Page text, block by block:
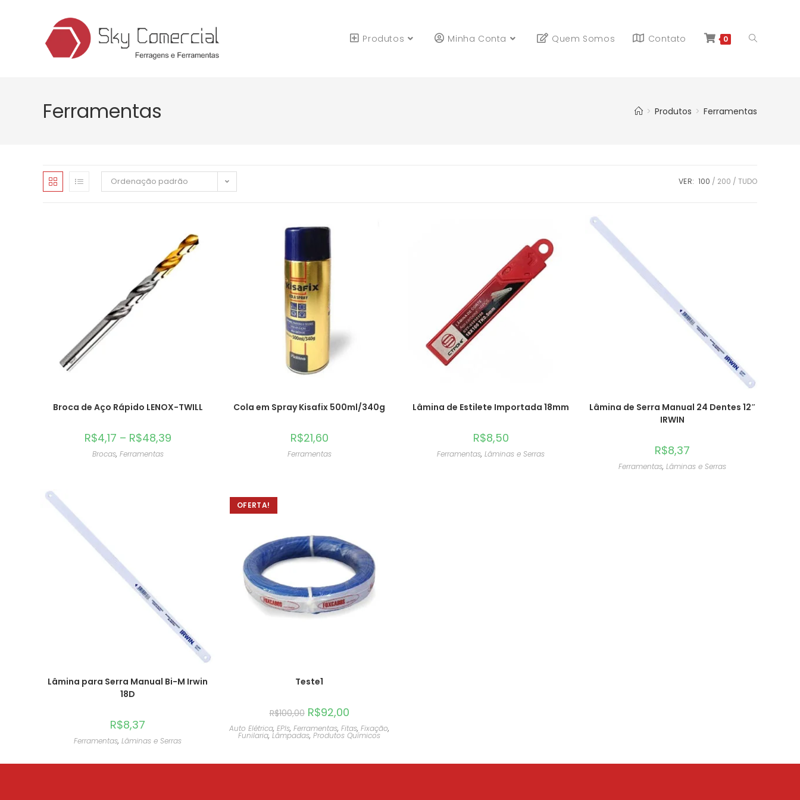
Produtos Minha Conta Quem Somos Contato 0
Ferramentas > Produtos > Ferramentas
Ordenação padrão VER: 100 200 TUDO
Broca de Aço Rápido LENOX-TWILL
R$4,17 – R$48,39
Brocas, Ferramentas
Cola em Spray Kisafix 500ml/340g
R$21,60
Ferramentas
Lâmina de Estilete Importada 18mm
R$8,50
Ferramentas, Lâminas e Serras
Lâmina de Serra Manual 24 Dentes 12″
IRWIN
R$8,37
Ferramentas, Lâminas e Serras
Lâmina para Serra Manual Bi-M Irwin
18D
R$8,37
Ferramentas, Lâminas e Serras
OFERTA!
Teste1
R$100,00 R$92,00
Auto Elétrica, EPIs, Ferramentas, Fitas, Fixação,
Funilaria, Lâmpadas, Produtos Químicos